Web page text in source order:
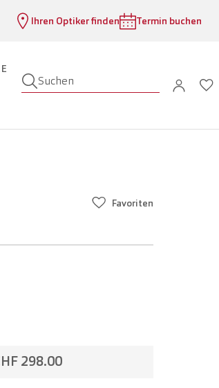
Ihren Optiker finden Termin buchen
Suchen
Favoriten
298.00